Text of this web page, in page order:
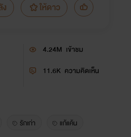
ให้ดาว
4.24M เข้าชม
11.6K ความคิดเห็น
รักเก่า
แก้แค้น